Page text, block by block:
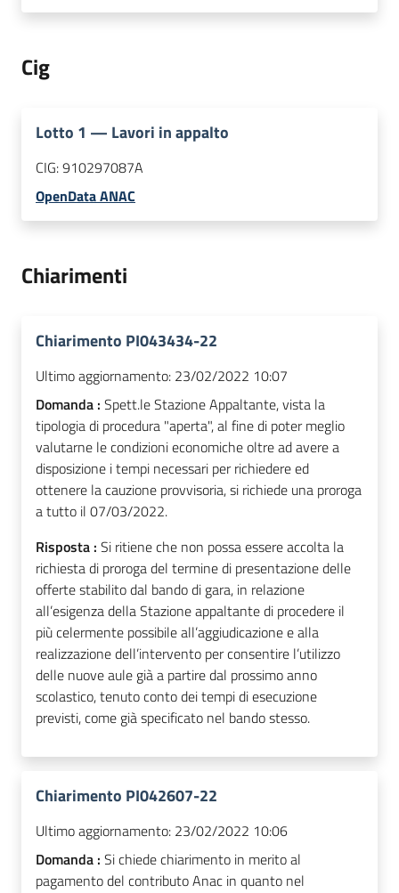
Cig
Lotto 1 — Lavori in appalto
CIG:910297087A
OpenData ANAC
Chiarimenti
Chiarimento PI043434-22
Ultimo aggiornamento: 23/02/2022 10:07
Domanda : Spett.le Stazione Appaltante, vista la
tipologia di procedura "aperta", al fine di poter meglio
valutarne le condizioni economiche oltre ad avere a
disposizione i tempi necessari per richiedere ed
ottenere la cauzione provvisoria, si richiede una proroga
a tutto il 07/03/2022.
Risposta : Si ritiene che non possa essere accolta la
richiesta di proroga del termine di presentazione delle
offerte stabilito dal bando di gara, in relazione
all’esigenza della Stazione appaltante di procedere il
più celermente possibile all’aggiudicazione e alla
realizzazione dell’intervento per consentire l’utilizzo
delle nuove aule già a partire dal prossimo anno
scolastico, tenuto conto dei tempi di esecuzione
previsti, come già specificato nel bando stesso.
Chiarimento PI042607-22
Ultimo aggiornamento: 23/02/2022 10:06
Domanda : Si chiede chiarimento in merito al
pagamento del contributo Anac in quanto nel